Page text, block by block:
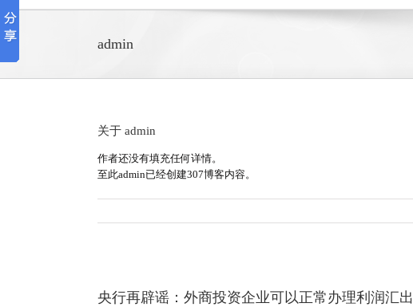
admin
关于 admin
作者还没有填充任何详情。
至此admin已经创建307博客内容。
央行再辟谣：外商投资企业可以正常办理利润汇出